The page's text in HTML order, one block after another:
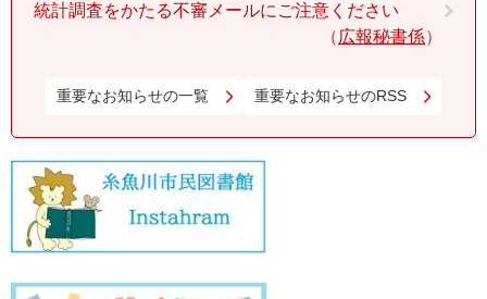
統計調査をかたる不審メールにご注意ください
広報秘書係
重要なお知らせの一覧 重要なお知らせのRSS